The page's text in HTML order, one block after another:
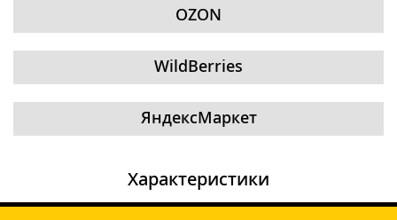
OZON
WildBerries
ЯндексМаркет
Характеристики